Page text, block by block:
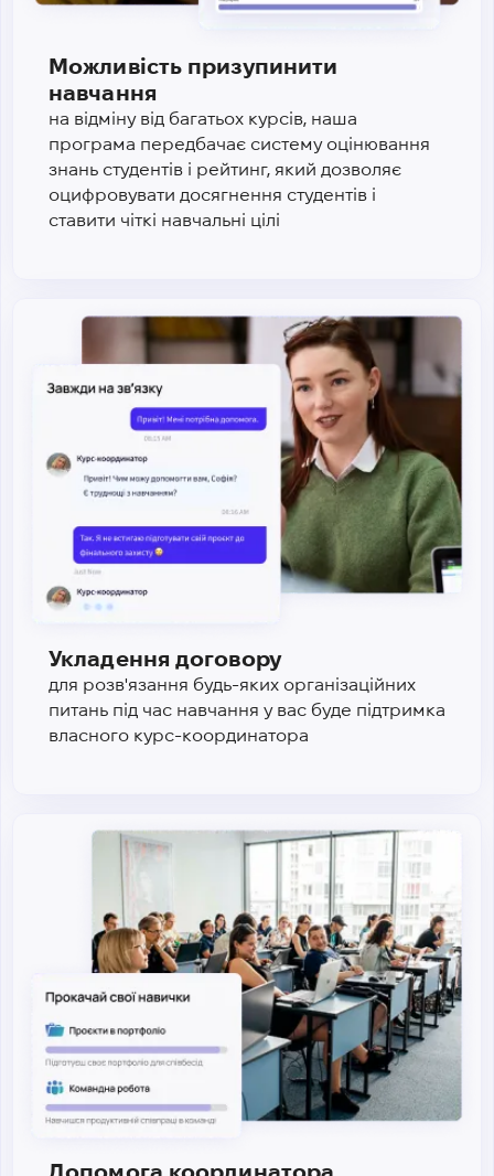
Можливість призупинити
навчання
на відміну від багатьох курсів, наша
програма передбачає систему оцінювання
знань студентів і рейтинг, який дозволяє
оцифровувати досягнення студентів і
ставити чіткі навчальні цілі
Укладення договору
для розв'язання будь-яких організаційних
питань під час навчання у вас буде підтримка
власного курс-координатора